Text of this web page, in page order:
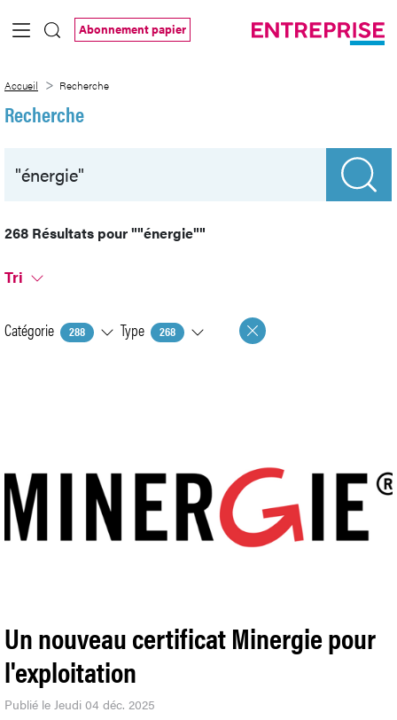
Saut au contenu principal
Abonnement papier
Accueil Recherche
Recherche
268 Résultats pour""énergie""
Tri
Catégorie 288 Type 268
Un nouveau certificat Minergie pour
l'exploitation
Publié le Jeudi 04 déc. 2025